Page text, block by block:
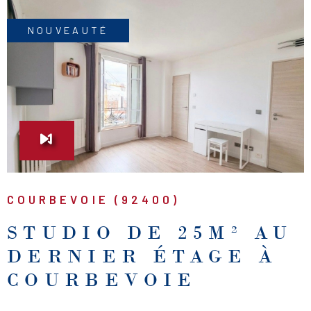
COURBEVOIE (92400)
STUDIO DE 25M² AU
DERNIER ÉTAGE À
COURBEVOIE
NOUVEAUTÉ
VOIR LE BIEN